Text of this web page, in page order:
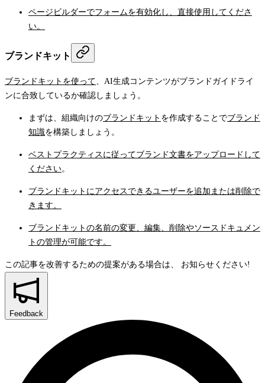
ページビルダーでフォームを有効化し、直接使用してくださ
い。
ブランドキット
ブランドキットを使って 、AI生成コンテンツがブランドガイドライ
ンに合致しているか確認しましょう。
まずは、組織向けのブランドキット を作成することでブランド
知識を構築しましょう。
ベストプラクティスに従ってブランド文書をアップロードして
ください。
ブランドキットにアクセスできるユーザーを追加または削除で
きます。
ブランドキットの名前の変更、編集、削除やソースドキュメン
トの管理が可能です。
この記事を改善するための提案がある場合は、 お知らせください!
Feedback